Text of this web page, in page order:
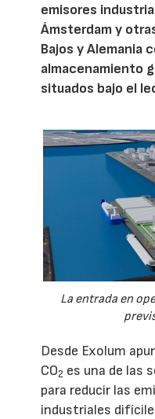
emisores
Ámsterdam y
Bajos y Alemania
almacenamiento
situados bajo el
La entrada en
Desde Exolum
CO2 es una de las
para reducir las
industriales